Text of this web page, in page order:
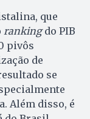
que
rankingdo PIB
pivôs
de
se
Além disso, é